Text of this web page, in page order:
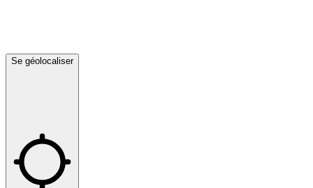
Se géolocaliser